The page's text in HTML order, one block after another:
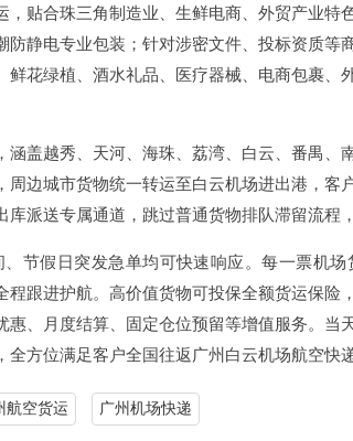
贴合珠三角制造业、生鲜电商、外贸产业特
静电专业包装；针对涉密文件、投标资质等
花绿植、酒水礼品、医疗器械、电商包裹、
涵盖越秀、天河、海珠、荔湾、白云、番禺
边城市货物统一转运至白云机场进出港，客
派送专属通道，跳过普通货物排队滞留流程
节假日突发急单均可快速响应。每一票机
程跟进护航。高价值货物可投保全额货运保险
、月度结算、固定仓位预留等增值服务。当
方位满足客户全国往返广州白云机场航空快
航空货运 广州机场快递